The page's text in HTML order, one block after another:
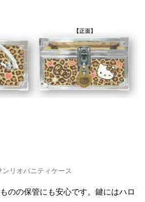
ンリオバニティケース
のの保管にも安心です。鍵にはハロ